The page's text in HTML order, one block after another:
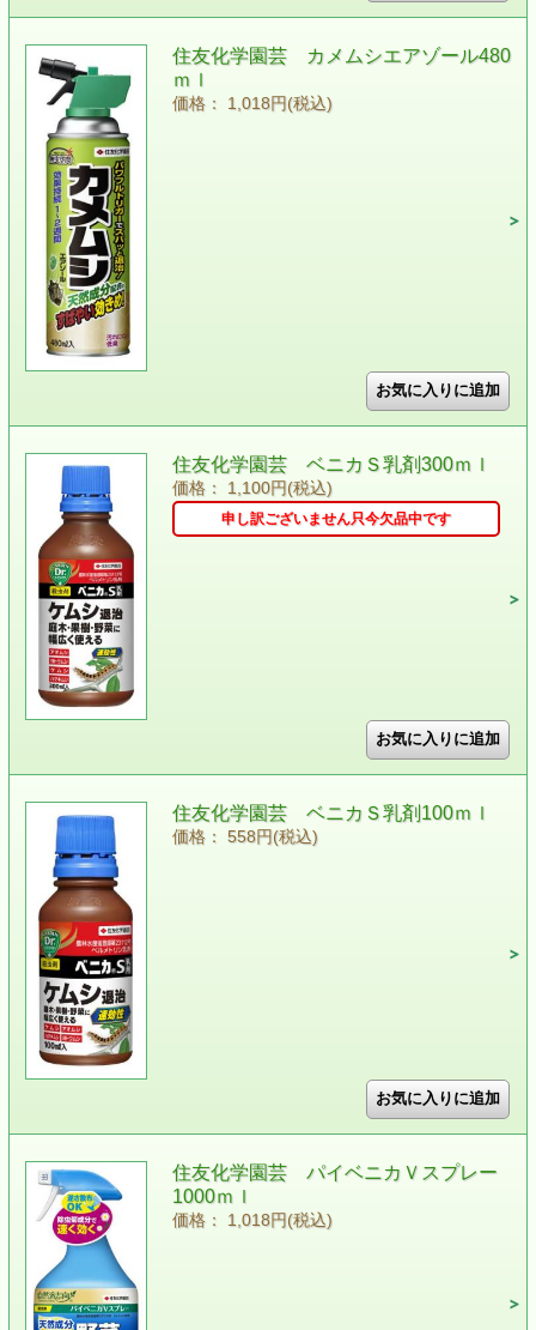
住友化学園芸 カメムシエアゾール480
ｍｌ
価格： 1,018円(税込)
住友化学園芸 ベニカＳ乳剤300ｍｌ
価格： 1,100円(税込)
申し訳ございません只今欠品中です
住友化学園芸 ベニカＳ乳剤100ｍｌ
価格： 558円(税込)
住友化学園芸 パイベニカＶスプレー
1000ｍｌ
価格： 1,018円(税込)